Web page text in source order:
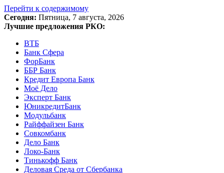
Перейти к содержимому
Сегодня: Пятница, 7 августа, 2026
Лучшие предложения РКО:
ВТБ
Банк Сфера
ФорБанк
ББР Банк
Кредит Европа Банк
Моё Дело
Эксперт Банк
ЮникредитБанк
Модульбанк
Райффайзен Банк
Совкомбанк
Дело Банк
Локо-Банк
Тинькофф Банк
Деловая Среда от Сбербанка